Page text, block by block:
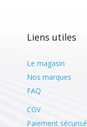
Liens utiles
Le magasin
Nos marques
FAQ
CGV
Paiement sécurisé